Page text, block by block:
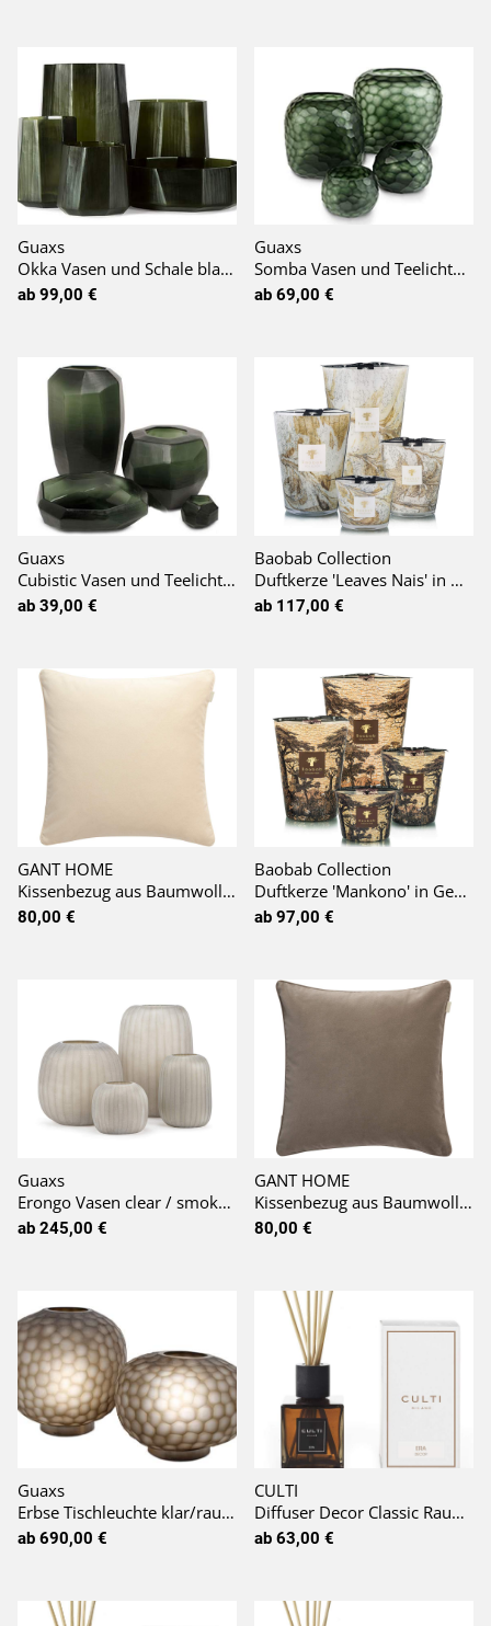
Guaxs
Okka Vasen und Schale black steelgrey
ab 99,00 €
Guaxs
Somba Vasen und Teelichthalter light steelgrey / black steelgrey
ab 69,00 €
Guaxs
Cubistic Vasen und Teelichthalter black steelgrey
ab 39,00 €
Baobab Collection
Duftkerze 'Leaves Nais' in Geschenkbox LIMITED EDITION
ab 117,00 €
GANT HOME
Kissenbezug aus Baumwoll-Samt in beige
80,00 €
Baobab Collection
Duftkerze 'Mankono' in Geschenkbox
ab 97,00 €
Guaxs
Erongo Vasen clear / smokegrey
ab 245,00 €
GANT HOME
Kissenbezug aus Baumwoll-Samt in taupe
80,00 €
Guaxs
Erbse Tischleuchte klar/rauchgrau
ab 690,00 €
CULTI
Diffuser Decor Classic Raumduft 'Era'
ab 63,00 €